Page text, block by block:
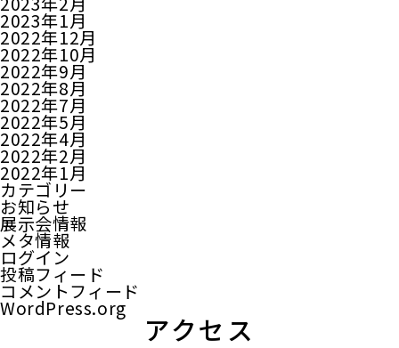
2023年1月
2022年12月
2022年10月
2022年9月
2022年8月
2022年7月
2022年5月
2022年4月
2022年2月
2022年1月
カテゴリー
お知らせ
展示会情報
メタ情報
ログイン
投稿フィード
コメントフィード
WordPress.org
アクセス